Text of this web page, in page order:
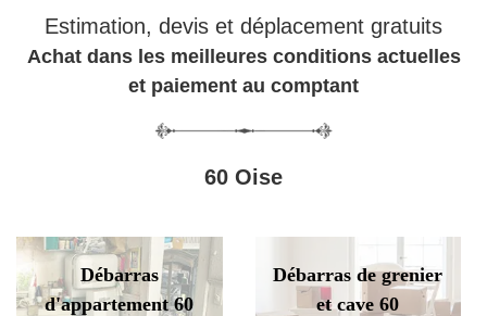
Estimation, devis et déplacement gratuits
Achat dans les meilleures conditions actuelles
et paiement au comptant
60 Oise
Débarras
d'appartement 60
Débarras de grenier
et cave 60